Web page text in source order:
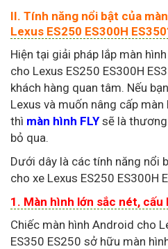
II. Tính năng nổi bật của
Lexus ES250 ES300H
Hiện tại giải pháp lắp màn
cho Lexus ES250 ES300H
khách hàng quan tâm. Nếu
Lexus và muốn nâng cấp
thì màn hình FLYsẽ là thương
bỏ qua.
Dưới dây là các tính năng nổi
cho xe Lexus ES250 ES300H
1. Màn hình lớn sắc nét, cấu
Chiếc màn hình Android cho
ES350 ES250 sở hữu màn